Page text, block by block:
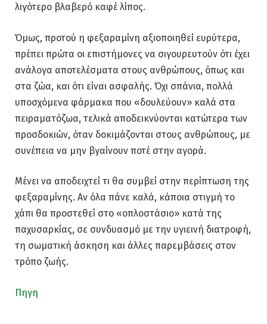
λιγότερο βλαβερό καφέ λίπος.
Όμως, προτού η φεξαραμίνη αξιοποιηθεί ευρύτερα,
πρέπει πρώτα οι επιστήμονες να σιγουρευτούν ότι έχει
ανάλογα αποτελέσματα στους ανθρώπους, όπως και
στα ζώα, και ότι είναι ασφαλής. Όχι σπάνια, πολλά
υποσχόμενα φάρμακα που «δουλεύουν» καλά στα
πειραματόζωα, τελικά αποδεικνύονται κατώτερα των
προσδοκιών, όταν δοκιμάζονται στους ανθρώπους, με
συνέπεια να μην βγαίνουν ποτέ στην αγορά.
Μένει να αποδειχτεί τι θα συμβεί στην περίπτωση της
φεξαραμίνης. Αν όλα πάνε καλά, κάποια στιγμή το
χάπι θα προστεθεί στο «οπλοστάσιο» κατά της
παχυσαρκίας, σε συνδυασμό με την υγιεινή διατροφή,
τη σωματική άσκηση και άλλες παρεμβάσεις στον
τρόπο ζωής.
Πηγη